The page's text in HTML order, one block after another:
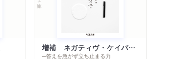
増補 ネガティヴ・ケイパビリティで生きる
─答えを急がず立ち止まる力